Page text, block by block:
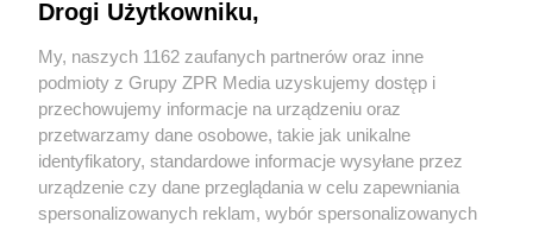
Drogi Użytkowniku,
My, naszych 1162 zaufanych partnerów oraz inne
podmioty z Grupy ZPR Media uzyskujemy dostęp i
przechowujemy informacje na urządzeniu oraz
przetwarzamy dane osobowe, takie jak unikalne
identyfikatory, standardowe informacje wysyłane przez
urządzenie czy dane przeglądania w celu zapewniania
spersonalizowanych reklam, wybór spersonalizowanych